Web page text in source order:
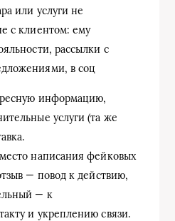
или услуги не
с клиентом: ему
рассылки с
в соц
информацию,
услуги (та же
написания фейковых
— повод к действию,
— к
и укреплению связи.